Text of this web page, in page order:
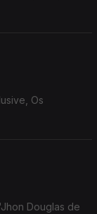
Os
Douglas de